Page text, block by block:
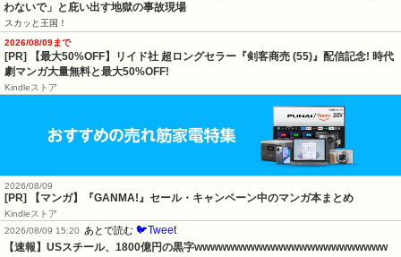
わないで」と庇い出す地獄の事故現場
スカッと王国！
2026/08/09まで
[PR] 【最大50%OFF】リイド社 超ロングセラー『剣客商売 (55)』配信記念! 時代
劇マンガ大量無料と最大50%OFF!
Kindleストア
2026/08/09
[PR] 【マンガ】『GANMA!』セール・キャンペーン中のマンガ本まとめ
Kindleストア
2026/08/09 15:20
あとで読む 🐦Tweet
【速報】USスチール、1800億円の黒字wwwwwwwwwwwwwwwwwwwwwwww